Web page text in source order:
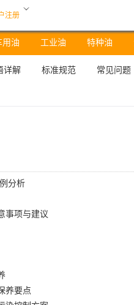
注册
用油 工业油 特种油
详解 标准规范 常见问题
分析
事项与建议
养要点